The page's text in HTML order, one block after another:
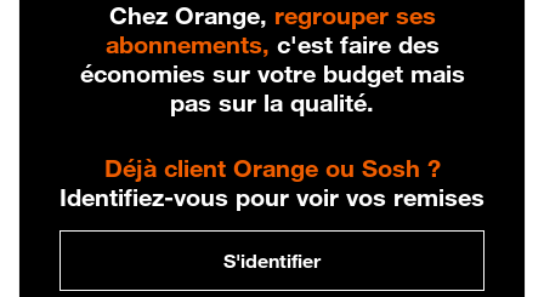
Chez Orange, regrouper ses
abonnements, c'est faire des
économies sur votre budget mais
pas sur la qualité.
Déjà client Orange ou Sosh ?
Identifiez-vous pour voir vos remises
S'identifier